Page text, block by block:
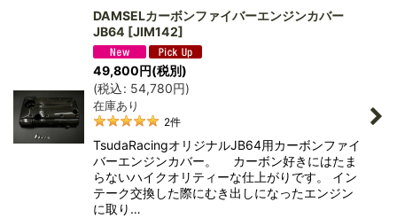
DAMSELカーボンファイバーエンジンカバー
JB64 [JIM142]
49,800円(税別)
(税込: 54,780円)
在庫あり
2件
TsudaRacingオリジナルJB64用カーボンファイ
バーエンジンカバー。 カーボン好きにはたま
らないハイクオリティーな仕上がりです。 イン
テーク交換した際にむき出しになったエンジン
に取り…